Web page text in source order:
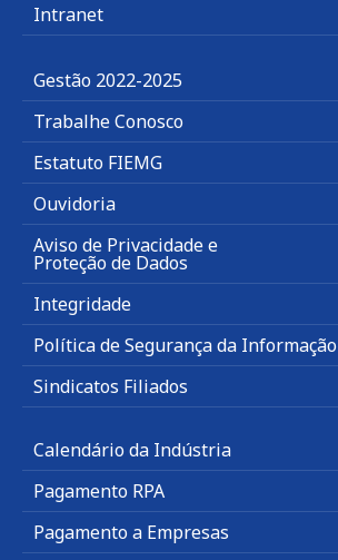
Intranet
Gestão 2022-2025
Trabalhe Conosco
Estatuto FIEMG
Ouvidoria
Aviso de Privacidade e
Proteção de Dados
Integridade
Política de Segurança da Informação
Sindicatos Filiados
Calendário da Indústria
Pagamento RPA
Pagamento a Empresas